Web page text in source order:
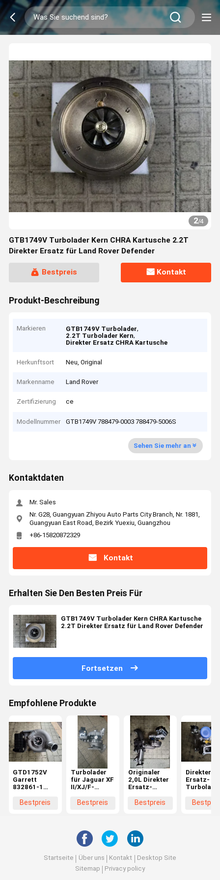
2/4
GTB1749V Turbolader Kern CHRA Kartusche 2.2T
Direkter Ersatz für Land Rover Defender
Bestpreis Kontakt
Produkt-Beschreibung
Markieren GTB1749V Turbolader,
2.2T Turbolader Kern,
Direkter Ersatz CHRA Kartusche
Herkunftsort Neu, Original
Markenname Land Rover
Zertifizierung ce
Modellnummer GTB1749V 788479-0003 788479-5006S
Sehen Sie mehr an
Kontaktdaten
Mr. Sales
Nr. G28, Guangyuan Zhiyou Auto Parts City Branch, Nr. 1881,
Guangyuan East Road, Bezirk Yuexiu, Guangzhou
+86-15820872329
Kontakt
Erhalten Sie Den Besten Preis Für
GTB1749V Turbolader Kern CHRA Kartusche
2.2T Direkter Ersatz für Land Rover Defender
Fortsetzen
Empfohlene Produkte
GTD1752V
Garrett
832861-1
Jaguar XF XJ
T4A8248
Bestpreis
Turbolader
für Jaguar XF
II/XJ/F-
Rover Velar
3.0 832861-1
Bestpreis
Originaler
2,0L Direkter
Ersatz-
für Land
Bestpreis
Direkter
Ersatz-
Land
Startseite Über uns Kontakt
Desktop Site
Sitemap
Privacy policy